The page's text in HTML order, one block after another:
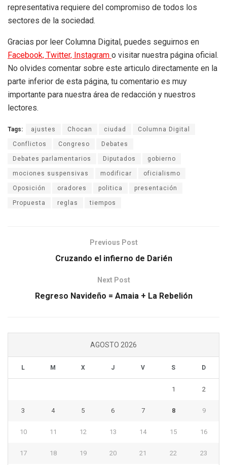
representativa requiere del compromiso de todos los
sectores de la sociedad.
Gracias por leer Columna Digital, puedes seguirnos en
Facebook, Twitter, Instagram o visitar nuestra página oficial.
No olvides comentar sobre este articulo directamente en la
parte inferior de esta página, tu comentario es muy
importante para nuestra área de redacción y nuestros
lectores.
Tags: ajustes Chocan ciudad Columna Digital
Conflictos Congreso Debates
Debates parlamentarios Diputados gobierno
mociones suspensivas modificar oficialismo
Oposición oradores politica presentación
Propuesta reglas tiempos
Previous Post
Cruzando el infierno de Darién
Next Post
Regreso Navideño = Amaia + La Rebelión
AGOSTO 2026
L M X J V S D
1 2
3 4 5 6 7 8 9
10 11 12 13 14 15 16
17 18 19 20 21 22 23